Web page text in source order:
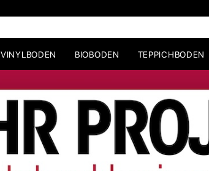
VINYLBODEN BIOBODEN TEPPICHBODEN